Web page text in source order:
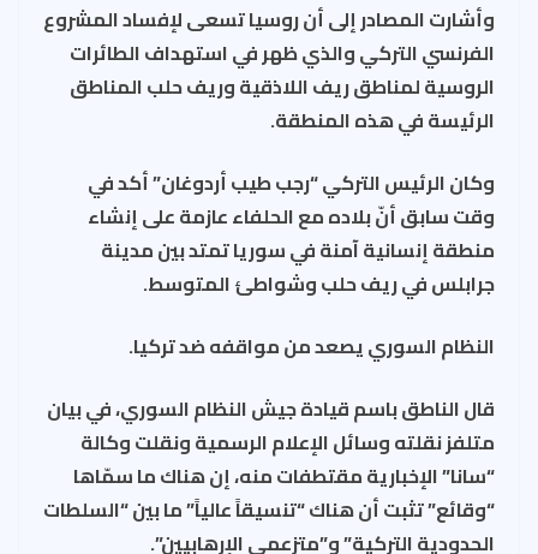
وأشارت المصادر إلى أن روسيا تسعى لإفساد المشروع
الفرنسي التركي والذي ظهر في استهداف الطائرات
الروسية لمناطق ريف اللاذقية وريف حلب المناطق
الرئيسة في هذه المنطقة.
وكان الرئيس التركي “رجب طيب أردوغان” أكد في
وقت سابق أنّ بلاده مع الحلفاء عازمة على إنشاء
منطقة إنسانية آمنة في سوريا تمتد بين مدينة
جرابلس في ريف حلب وشواطئ المتوسط.
النظام السوري يصعد من مواقفه ضد تركيا.
قال الناطق باسم قيادة جيش النظام السوري، في بيان
متلفز نقلته وسائل الإعلام الرسمية ونقلت وكالة
“سانا” الإخبارية مقتطفات منه، إن هناك ما سمّاها
“وقائع” تثبت أن هناك “تنسيقاً عالياً” ما بين “السلطات
الحدودية التركية” و”متزعمي الإرهابيين”.